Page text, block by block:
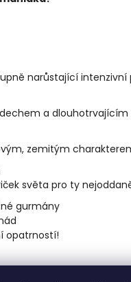
narůstající intenzivní
a
zemitým
světa pro ty
gurmány
opatrností!